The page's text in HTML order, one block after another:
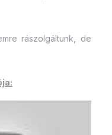
rászolgáltunk, de